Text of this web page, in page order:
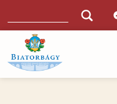
tartalomra